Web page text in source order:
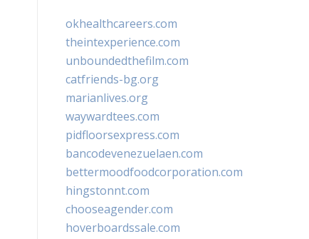
okhealthcareers.com
theintexperience.com
unboundedthefilm.com
catfriends-bg.org
marianlives.org
waywardtees.com
pidfloorsexpress.com
bancodevenezuelaen.com
bettermoodfoodcorporation.com
hingstonnt.com
chooseagender.com
hoverboardssale.com